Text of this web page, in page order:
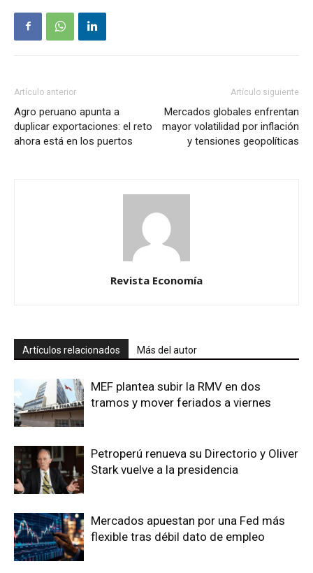
Artículo anterior
Agro peruano apunta a
duplicar exportaciones: el reto
ahora está en los puertos
Artículo siguiente
Mercados globales enfrentan
mayor volatilidad por inflación
y tensiones geopolíticas
Revista Economía
Artículos relacionados Más del autor
MEF plantea subir la RMV en dos
tramos y mover feriados a viernes
Petroperú renueva su Directorio y Oliver
Stark vuelve a la presidencia
Mercados apuestan por una Fed más
flexible tras débil dato de empleo